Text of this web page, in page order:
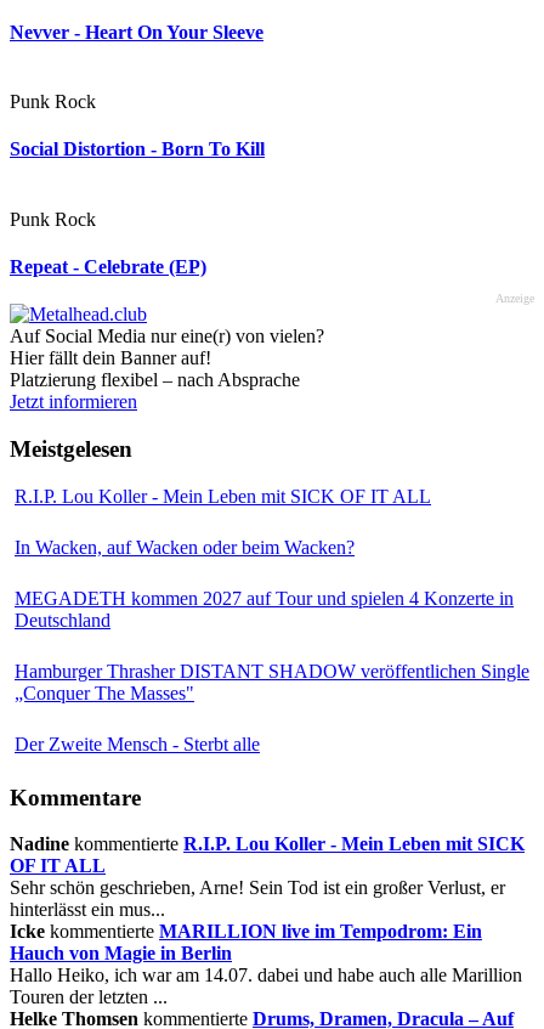
Nevver - Heart On Your Sleeve
Punk Rock
Social Distortion - Born To Kill
Punk Rock
Repeat - Celebrate (EP)
Anzeige
Auf Social Media nur eine(r) von vielen?
Hier fällt dein Banner auf!
Platzierung flexibel – nach Absprache
Jetzt informieren
Meistgelesen
R.I.P. Lou Koller - Mein Leben mit SICK OF IT ALL
In Wacken, auf Wacken oder beim Wacken?
MEGADETH kommen 2027 auf Tour und spielen 4 Konzerte in
Deutschland
Hamburger Thrasher DISTANT SHADOW veröffentlichen Single
„Conquer The Masses"
Der Zweite Mensch - Sterbt alle
Kommentare
Nadine kommentierte R.I.P. Lou Koller - Mein Leben mit SICK
OF IT ALL
Sehr schön geschrieben, Arne! Sein Tod ist ein großer Verlust, er
hinterlässt ein mus...
Icke kommentierte MARILLION live im Tempodrom: Ein
Hauch von Magie in Berlin
Hallo Heiko, ich war am 14.07. dabei und habe auch alle Marillion
Touren der letzten ...
Helke Thomsen kommentierte Drums, Dramen, Dracula – Auf